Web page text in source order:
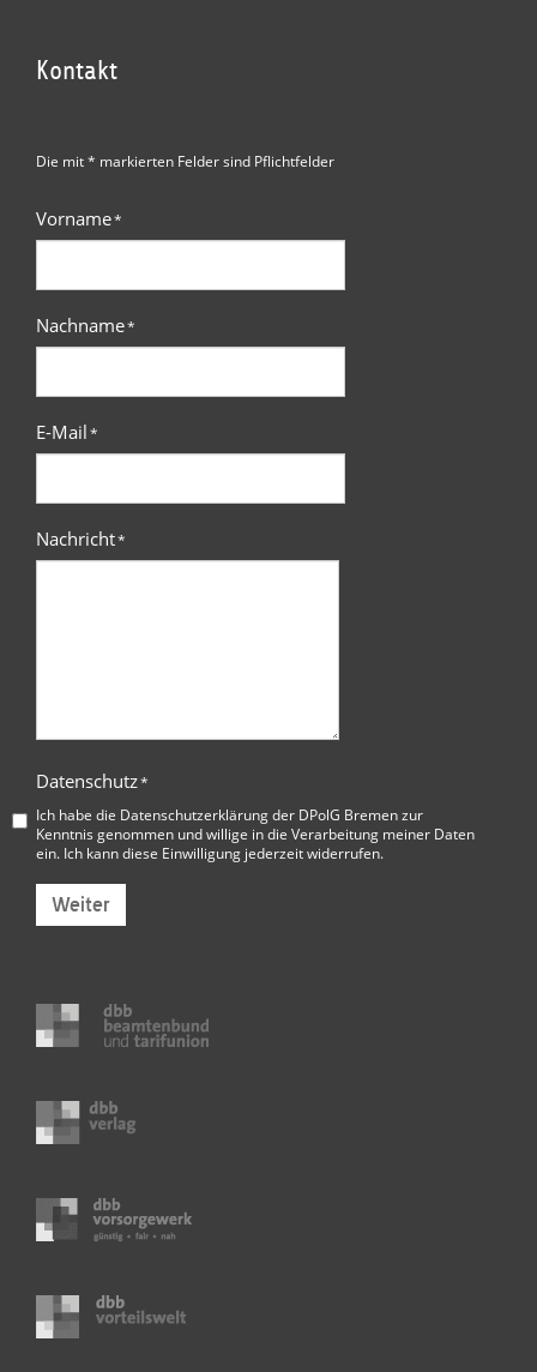
Kontakt
Die mit * markierten Felder sind Pflichtfelder
Vorname*
Nachname*
E-Mail*
Nachricht*
Datenschutz*
Ich habe die Datenschutzerklärung der DPolG Bremenzur
Kenntnis genommen und willige in die Verarbeitung meiner Daten
ein. Ich kann diese Einwilligung jederzeit widerrufen.
Weiter